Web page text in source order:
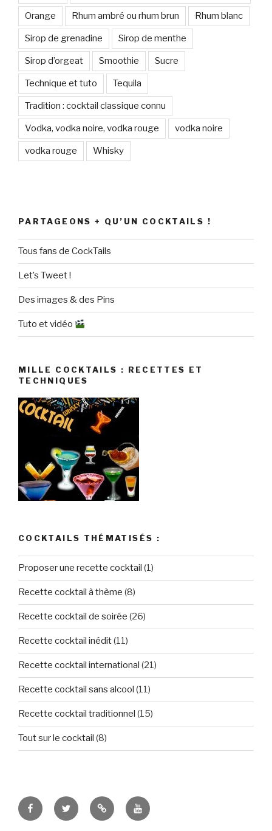
Orange Rhum ambré ou rhum brun Rhum blanc
Sirop de grenadine Sirop de menthe
Sirop d’orgeat Smoothie Sucre
Technique et tuto Tequila
Tradition : cocktail classique connu
Vodka, vodka noire, vodka rouge vodka noire
vodka rouge Whisky
PARTAGEONS + QU’UN COCKTAILS !
Tous fans de CockTails
Let’s Tweet !
Des images & des Pins
Tuto et vidéo
MILLE COCKTAILS : RECETTES ET
TECHNIQUES
COCKTAILS THÉMATISÉS :
Proposer une recette cocktail (1)
Recette cocktail à thème (8)
Recette cocktail de soirée (26)
Recette cocktail inédit(11)
Recette cocktail international (21)
Recette cocktail sans alcool (11)
Recette cocktail traditionnel (15)
Tout sur le cocktail (8)
Tous
fans
Let’s
Tweet
Des
images
Tuto
et